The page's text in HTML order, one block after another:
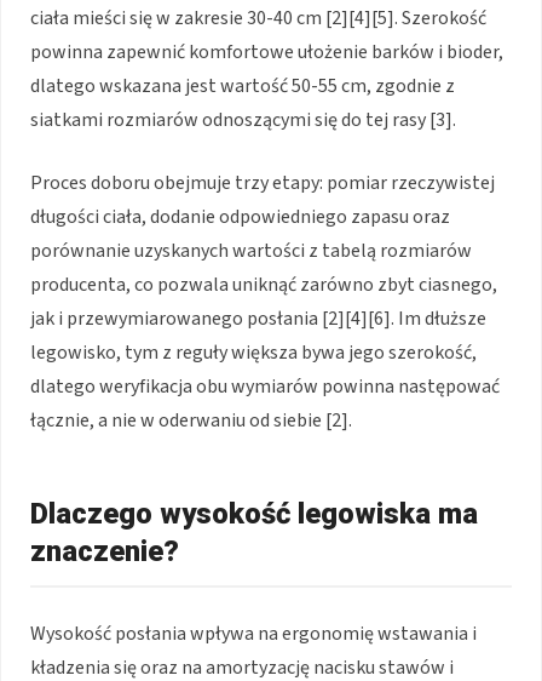
ciała mieści się w zakresie 30-40 cm [2][4][5]. Szerokość
powinna zapewnić komfortowe ułożenie barków i bioder,
dlatego wskazana jest wartość 50-55 cm, zgodnie z
siatkami rozmiarów odnoszącymi się do tej rasy [3].
Proces doboru obejmuje trzy etapy: pomiar rzeczywistej
długości ciała, dodanie odpowiedniego zapasu oraz
porównanie uzyskanych wartości z tabelą rozmiarów
producenta, co pozwala uniknąć zarówno zbyt ciasnego,
jak i przewymiarowanego posłania [2][4][6]. Im dłuższe
legowisko, tym z reguły większa bywa jego szerokość,
dlatego weryfikacja obu wymiarów powinna następować
łącznie, a nie w oderwaniu od siebie [2].
Dlaczego wysokość legowiska ma
znaczenie?
Wysokość posłania wpływa na ergonomię wstawania i
kładzenia się oraz na amortyzację nacisku stawów i